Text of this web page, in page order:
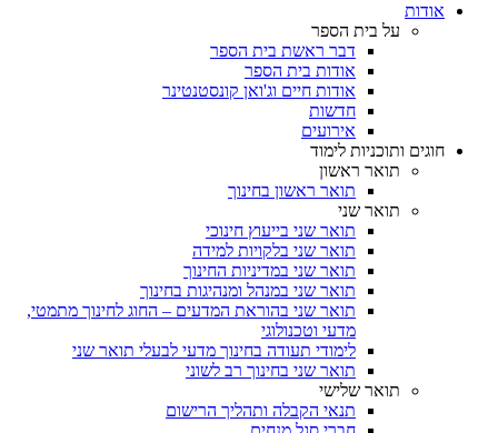
אודות
על בית הספר
דבר ראשת בית הספר
אודות בית הספר
אודות חיים וג'ואן קונסטנטינר
חדשות
אירועים
חוגים ותוכניות לימוד
תואר ראשון
תואר ראשון בחינוך
תואר שני
תואר שני בייעוץ חינוכי
תואר שני בלקויות למידה
תואר שני במדיניות החינוך
תואר שני במנהל ומנהיגות בחינוך
תואר שני בהוראת המדעים – החוג לחינוך מתמטי,
מדעי וטכנולוגי
לימודי תעודה בחינוך מדעי לבעלי תואר שני
תואר שני בחינוך רב לשוני
תואר שלישי
תנאי הקבלה ותהליך הרישום